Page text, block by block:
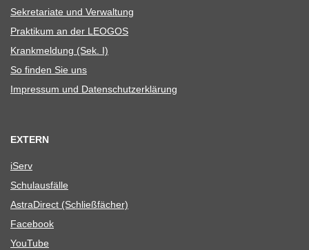
Sekre­ta­riate und Verwaltung
Prak­ti­kum an der LEOGOS
Krank­mel­dung (Sek. I)
So fin­den Sie uns
Impres­sum und Datenschutzerklärung
EXTERN
iServ
Schul­aus­fälle
Astra­Di­rect (Schließ­fä­cher)
Face­book
You­Tube